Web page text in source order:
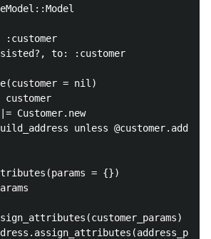
:customer
to: :customer
= nil)
customer
Customer.new
unless @customer.address
= {})